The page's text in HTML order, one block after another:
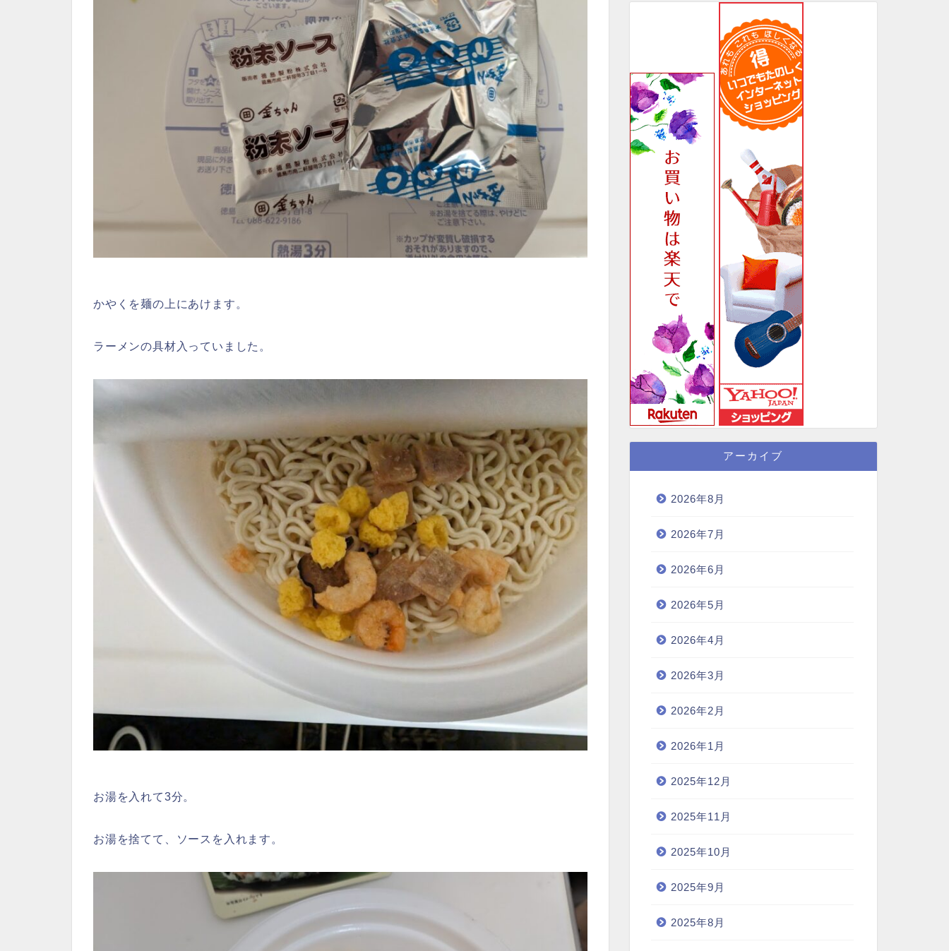
かやくを麺の上にあけます。
ラーメンの具材入っていました。
お湯を入れて3分。
お湯を捨てて、ソースを入れます。
アーカイブ
2026年8月
2026年7月
2026年6月
2026年5月
2026年4月
2026年3月
2026年2月
2026年1月
2025年12月
2025年11月
2025年10月
2025年9月
2025年8月